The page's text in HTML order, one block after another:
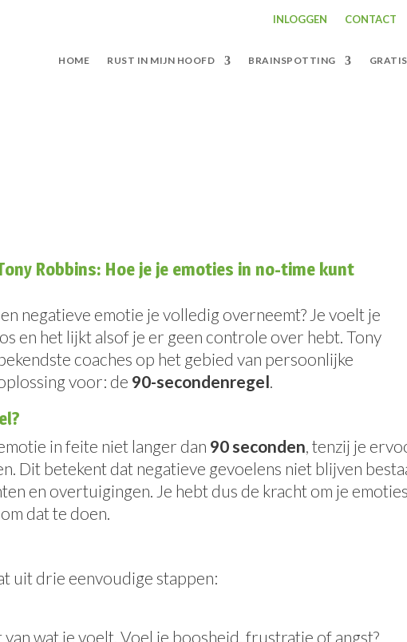
INLOGGEN CONTACT
HOME RUST IN MIJN HOOFD BRAINSPOTTING GRATIS
Robbins: Hoe je je emoties in no-time kunt
negatieve emotie je volledig overneemt? Je voelt je
en het lijkt alsof je er geen controle over hebt. Tony
coaches op het gebied van persoonlijke
voor: de 90-secondenregel.
in feite niet langer dan 90 seconden, tenzij je
Dit betekent dat negatieve gevoelens niet blijven
en overtuigingen. Je hebt dus de kracht om je
dat te doen.
uit drie eenvoudige stappen:
wat je voelt. Voel je boosheid, frustratie of angst?